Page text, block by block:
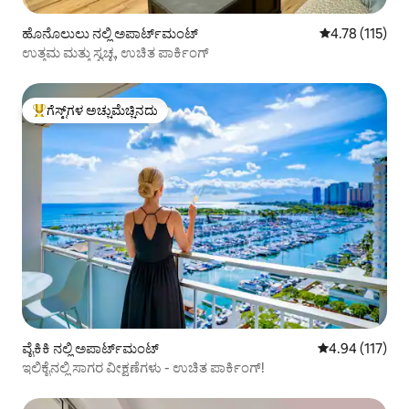
ಹೊನೊಲುಲು ನಲ್ಲಿ ಅಪಾರ್ಟ್‌ಮಂಟ್ 5 ರಲ್ಲಿ 4.78
4.78 (115)
ಉತ್ತಮ ಮತ್ತು ಸ್ವಚ್ಛ, ಉಚಿತ ಪಾರ್ಕಿಂಗ್
ಗೆಸ್ಟ್‌ಗಳಿಗೆ ಅತಿ ಹೆಚ್ಚು ಅಚ್ಚುಮೆಚ್ಚಿನದು
ಗೆಸ್ಟ್‌ಗಳ ಅಚ್ಚುಮೆಚ್ಚಿನದು
ವೈಕಿಕಿ ನಲ್ಲಿ ಅಪಾರ್ಟ್‌ಮಂಟ್ 5 ರಲ್ಲಿ 4.94
4.94 (117)
ಇಲಿಕೈನಲ್ಲಿ ಸಾಗರ ವೀಕ್ಷಣೆಗಳು - ಉಚಿತ ಪಾರ್ಕಿಂಗ್!